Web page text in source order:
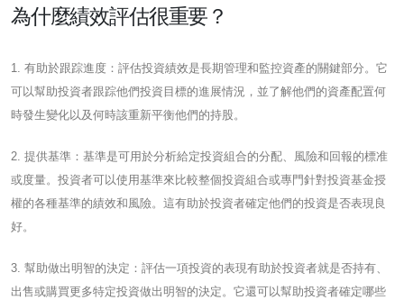
為什麼績效評估很重要？
1. 有助於跟踪進度：評估投資績效是長期管理和監控資產的關鍵部分。它
可以幫助投資者跟踪他們投資目標的進展情況，並了解他們的資產配置何
時發生變化以及何時該重新平衡他們的持股。
2. 提供基準：基準是可用於分析給定投資組合的分配、風險和回報的標准
或度量。投資者可以使用基準來比較整個投資組合或專門針對投資基金授
權的各種基準的績效和風險。這有助於投資者確定他們的投資是否表現良
好。
3. 幫助做出明智的決定：評估一項投資的表現有助於投資者就是否持有、
出售或購買更多特定投資做出明智的決定。它還可以幫助投資者確定哪些